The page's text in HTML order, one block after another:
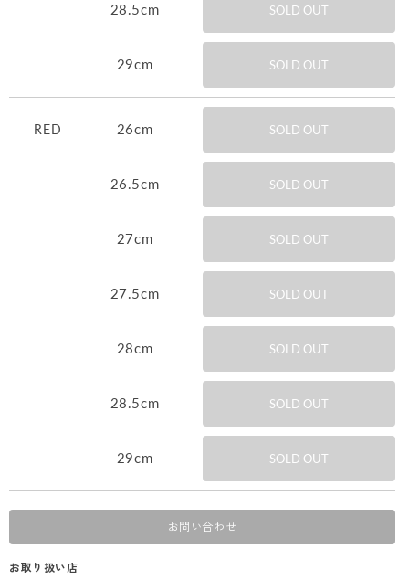
28.5cm SOLD OUT
29cm SOLD OUT
RED 26cm SOLD OUT
26.5cm SOLD OUT
27cm SOLD OUT
27.5cm SOLD OUT
28cm SOLD OUT
28.5cm SOLD OUT
29cm SOLD OUT
お問い合わせ
お取り扱い店